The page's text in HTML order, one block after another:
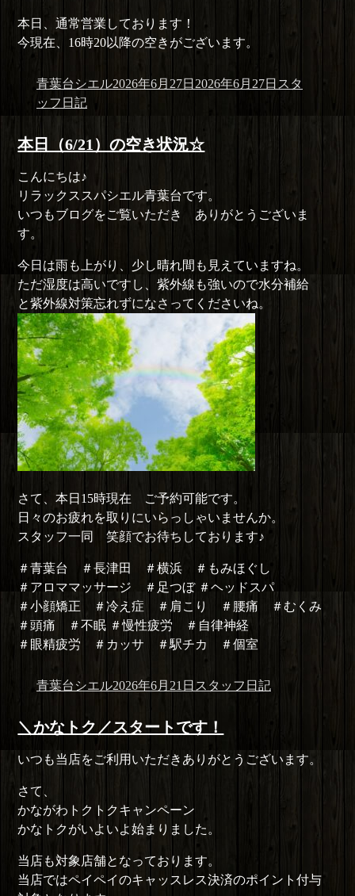
本日、通常営業しております！
今現在、16時20以降の空きがございます。
投
稿
者
青葉台シエル投
2026年6月27日 2026年6月27日 カ
ゴ
スタ
ッフ日記
本日（6/21）の空き状況☆
こんにちは♪
リラックススパシエル青葉台です。
いつもブログをご覧いただき ありがとうございま
す。
今日は雨も上がり、少し晴れ間も見えていますね。
ただ湿度は高いですし、紫外線も強いので水分補給
と紫外線対策忘れずになさってくださいね。
さて、本日15時現在 ご予約可能です。
日々のお疲れを取りにいらっしゃいませんか。
スタッフ一同 笑顔でお待ちしております♪
＃青葉台 ＃長津田 ＃横浜 ＃もみほぐし
＃アロママッサージ ＃足つぼ ＃ヘッドスパ
＃小顔矯正 ＃冷え症 ＃肩こり ＃腰痛 ＃むくみ
＃頭痛 ＃不眠 ＃慢性疲労 ＃自律神経
＃眼精疲労 ＃カッサ ＃駅チカ ＃個室
投
者
青葉台シエル投
日:
2026年6月21日 カ
ゴ
ー
スタッフ日記
＼かなトク／スタートです！
いつも当店をご利用いただきありがとうございます。
さて、
かながわトクトクキャンペーン
かなトクがいよいよ始まりました。
当店も対象店舗となっております。
当店ではペイペイのキャッスレス決済のポイント付与